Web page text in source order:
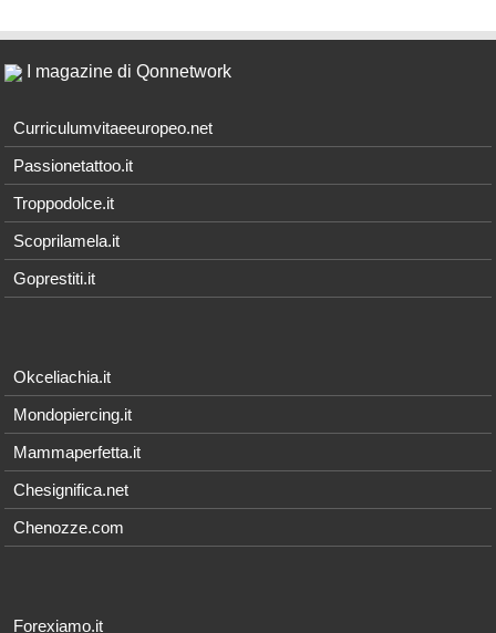
I magazine di Qonnetwork
Curriculumvitaeeuropeo.net
Passionetattoo.it
Troppodolce.it
Scoprilamela.it
Goprestiti.it
Okceliachia.it
Mondopiercing.it
Mammaperfetta.it
Chesignifica.net
Chenozze.com
Forexiamo.it